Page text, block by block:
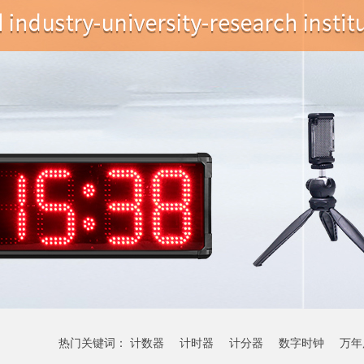
热门关键词： 计数器 计时器 计分器 数字时钟 万